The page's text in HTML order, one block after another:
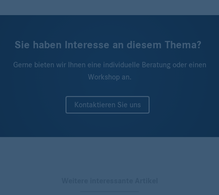
Sie haben Interesse an diesem Thema?
Gerne bieten wir Ihnen eine individuelle Beratung oder einen
Workshop an.
Kontaktieren Sie uns